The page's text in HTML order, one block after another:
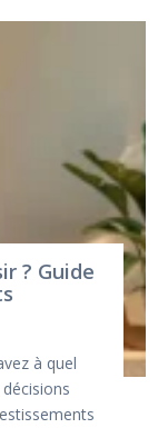
? Guide
à quel